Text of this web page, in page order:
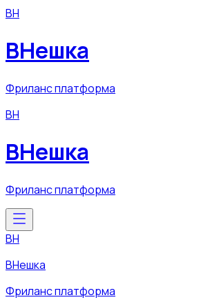
ВН
ВНешка
Фриланс платформа
ВН
ВНешка
Фриланс платформа
ВН
ВНешка
Фриланс платформа